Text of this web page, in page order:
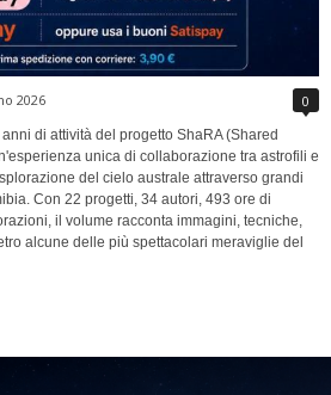
2026 0
di attività del progetto ShaRA (Shared
unica di collaborazione tra astrofili e
del cielo australe attraverso grandi
Con 22 progetti, 34 autori, 493 ore di
il volume racconta immagini, tecniche,
alcune delle più spettacolari meraviglie del